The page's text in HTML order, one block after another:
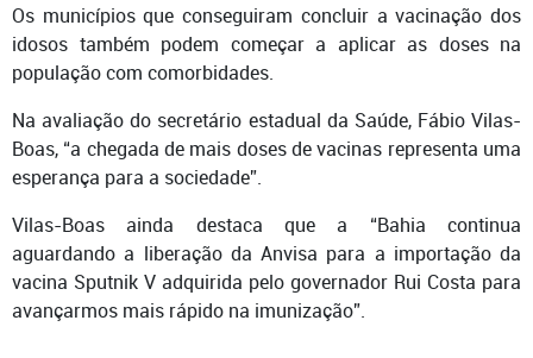
Os municípios que conseguiram concluir a vacinação dos
idosos também podem começar a aplicar as doses na
população com comorbidades.
Na avaliação do secretário estadual da Saúde, Fábio Vilas-
Boas, “a chegada de mais doses de vacinas representa uma
esperança para a sociedade”.
Vilas-Boas ainda destaca que a “Bahia continua
aguardando a liberação da Anvisa para a importação da
vacina Sputnik V adquirida pelo governador Rui Costa para
avançarmos mais rápido na imunização”.